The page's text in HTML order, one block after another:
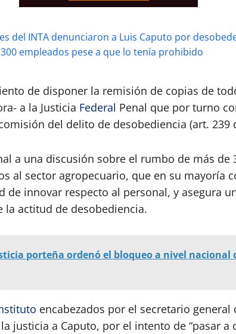
del INTA denunciaron a Luis Caputo por
empleados pese a que lo tenía prohibido
de disponer la remisión de copias de
a la Justicia Federal Penal que por turno
del delito de desobediencia (art. 239
a una discusión sobre el rumbo de más de
al sector agropecuario, que en su mayoría
innovar respecto al personal, y asegura
actitud de desobediencia.
porteña ordenó el bloqueo a nivel nacional
encabezados por el secretario general
justicia a Caputo, por el intento de “pasar a